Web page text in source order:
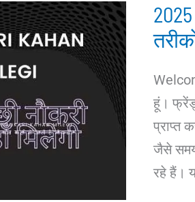
हूं।
प्राप्त
जैसे
रहे हैं।